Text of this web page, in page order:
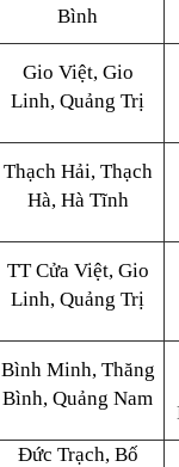
Bình
Gio Việt, Gio
Linh, Quảng Trị
Thạch Hải, Thạch
Hà, Hà Tĩnh
TT Cửa Việt, Gio
Linh, Quảng Trị
Bình Minh, Thăng
Bình, Quảng Nam
Đức Trạch, Bố